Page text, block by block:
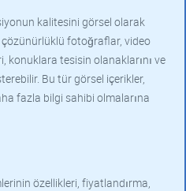
kalitesini görsel olarak
fotoğraflar, video
konuklara tesisin olanaklarını ve
Bu tür görsel içerikler,
fazla bilgi sahibi olmalarına
özellikleri, fiyatlandırma,